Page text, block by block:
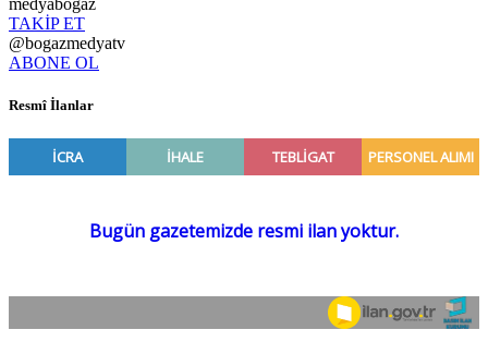
TAKİP ET
@bogazmedyatv
ABONE OL
Resmî İlanlar